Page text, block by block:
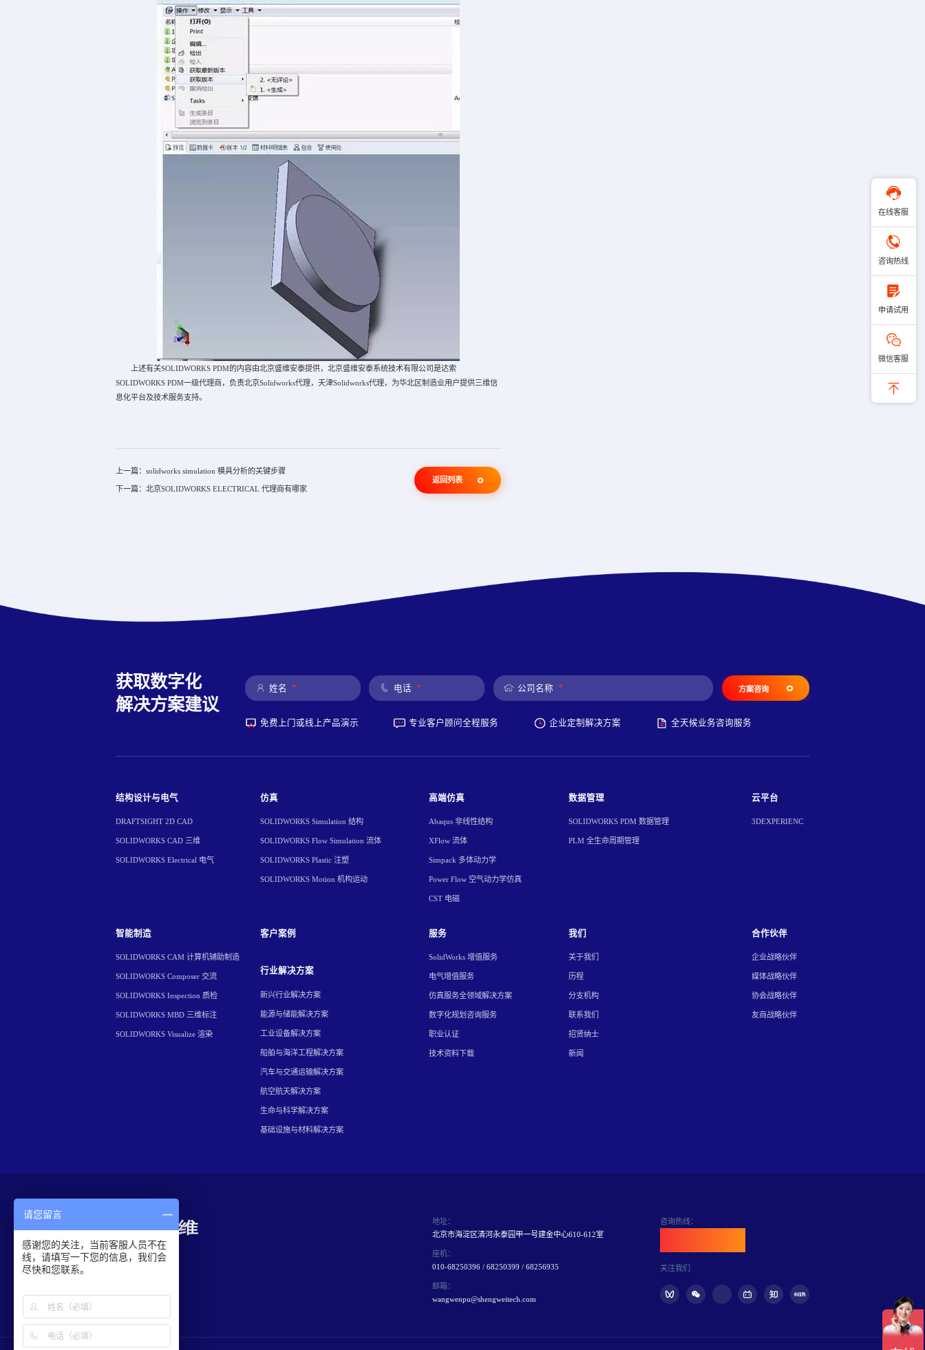
上述有关SOLIDWORKS PDM的内容由北京盛维安泰提供，北京盛维安泰系统技术有限公司是达索
SOLIDWORKS PDM一级代理商，负责北京Solidworks代理，天津Solidworks代理，为华北区制造业用户提供三维信
息化平台及技术服务支持。
上一篇：solidworks simulation 模具分析的关键步骤
下一篇：北京SOLIDWORKS ELECTRICAL 代理商有哪家
返回列表
获取数字化
解决方案建议
姓名 * 电话 * 公司名称 * 方案咨询
免费上门或线上产品演示 专业客户顾问全程服务 企业定制解决方案 全天候业务咨询服务
结构设计与电气
DRAFTSIGHT 2D CAD
SOLIDWORKS CAD 三维
SOLIDWORKS Electrical 电气
仿真
SOLIDWORKS Simulation 结构
SOLIDWORKS Flow Simulation 流体
SOLIDWORKS Plastic 注塑
SOLIDWORKS Motion 机构运动
高端仿真
Abaqus 非线性结构
XFlow 流体
Simpack 多体动力学
Power Flow 空气动力学仿真
CST 电磁
数据管理
SOLIDWORKS PDM 数据管理
PLM 全生命周期管理
云平台
3DEXPERIENC
智能制造
SOLIDWORKS CAM 计算机辅助制造
SOLIDWORKS Composer 交流
SOLIDWORKS Inspection 质检
SOLIDWORKS MBD 三维标注
SOLIDWORKS Visualize 渲染
客户案例
行业解决方案
新兴行业解决方案
能源与储能解决方案
工业设备解决方案
船舶与海洋工程解决方案
汽车与交通运输解决方案
航空航天解决方案
生命与科学解决方案
基础设施与材料解决方案
服务
SolidWorks 增值服务
电气增值服务
仿真服务全领域解决方案
数字化规划咨询服务
职业认证
技术资料下载
我们
关于我们
历程
分支机构
联系我们
招贤纳士
新闻
合作伙伴
企业战略伙伴
媒体战略伙伴
协会战略伙伴
友商战略伙伴
地址：
北京市海淀区清河永泰园甲一号建金中心610-612室
座机：
010-68250396 / 68250399 / 68256935
邮箱：
wangwenpu@shengweitech.com
咨询热线：
关注我们
在线客服
咨询热线
申请试用
微信客服
请您留言
感谢您的关注，当前客服人员不在
线，请填写一下您的信息，我们会
尽快和您联系。